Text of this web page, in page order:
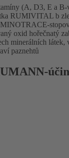
(A, D3, E a
RUMIVITAL b
oxid hořečnatý
minerálních
paznehtů